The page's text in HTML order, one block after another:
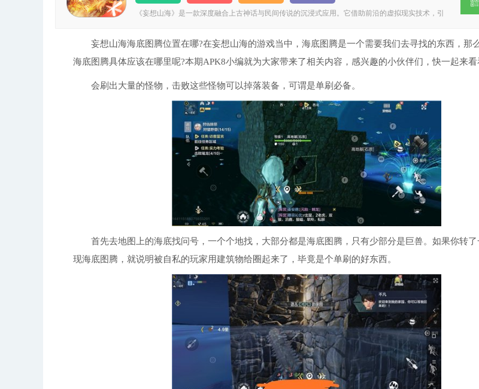
《妄想山海》是一款深度融合上古神话与民间传说的沉浸式应用。它借助前沿的虚拟现实技术，引
海》官服是腾讯推出的国风开放世界RPG游戏，以《山海经》为背景构建了壮阔的上古洪荒世界。
的战斗风格与技能设定，而击败并收服传说中的神兽，是提升自身战力的关键方式。 妄想山海特色
方面，能够让玩家分享彼此的探险经历和心得体会，从而提升互动的趣味性。 3.提供图文、视频等
多元形式的内容呈现，便于用户随时深入领略中华古老文明的魅力。 妄想山海亮点 1.支持VR设备
的眼动追踪技术，带来更自然流畅的操作体验。 2.角色控制机制灵活便捷，借助手柄就能在各个场
景间自由穿梭。 3.丰富的NPC互动机制，使得每一次对话都有机会开启全新的剧情篇章。 4.拥有高
度自由的角色定制系统，无论是外观还是装备，都能进行个性化的调整。 妄想山海玩法 1、广阔无
垠的无缝地图与动态天气系统相互配合，打造出沉浸式的真实探索氛围。 2、融合建造、生存、对
抗等多重玩法，并且支持多种武器切换战斗。 3、优化移动端专属战斗机制，带来快节奏的攻防对
战体验。 4、开放世界的家园系统，使玩家能够自由打造专属于自己的栖息地。 妄想山海优势 1、
热血澎湃的修真征程随时开启，每一场战斗都将带来别样的视觉冲击； 2、辽阔无边的仙域大陆正
等待着探索，将带来前所未有的对决快感； 3、挑战副本能够快速获取资源材料，帮助角色快速成
长与升级； 4、万人同屏激战场面宏大，令人热血澎湃； 5、在仙侠天地间自由探索，解锁更多隐
藏角色，玩法内容丰富多样； 6、东方古风场景设计精美绝伦，处处彰显着浓郁的中国传统美学韵
味。 妄想山海玩家评论 这个山海世界辽阔得仿佛没有尽头，要想踏遍每一寸土地都得耗费大量时
间。初入这片天地，当务之急是寻得一处安全的栖身之所。这里处处暗藏危机，稍有疏忽便可能陷
入险境，唯有做好万全准备，才能在这个世界站稳脚跟。只有先确保生存，才有机会逐步提升自身
实力，最终成长为真正的强者。
妄想山海海底图腾位置在哪?在妄想山海的游戏当中，海底图腾是一个需要我们去寻找的东西，那
海底图腾具体应该在哪里呢?本期APK8小编就为大家带来了相关内容，感兴趣的小伙伴们，快一起来看
会刷出大量的怪物，击败这些怪物可以掉落装备，可谓是单刷必备。
首先去地图上的海底找问号，一个个地找，大部分都是海底图腾，只有少部分是巨兽。如果你转了
现海底图腾，就说明被自私的玩家用建筑物给圈起来了，毕竟是个单刷的好东西。